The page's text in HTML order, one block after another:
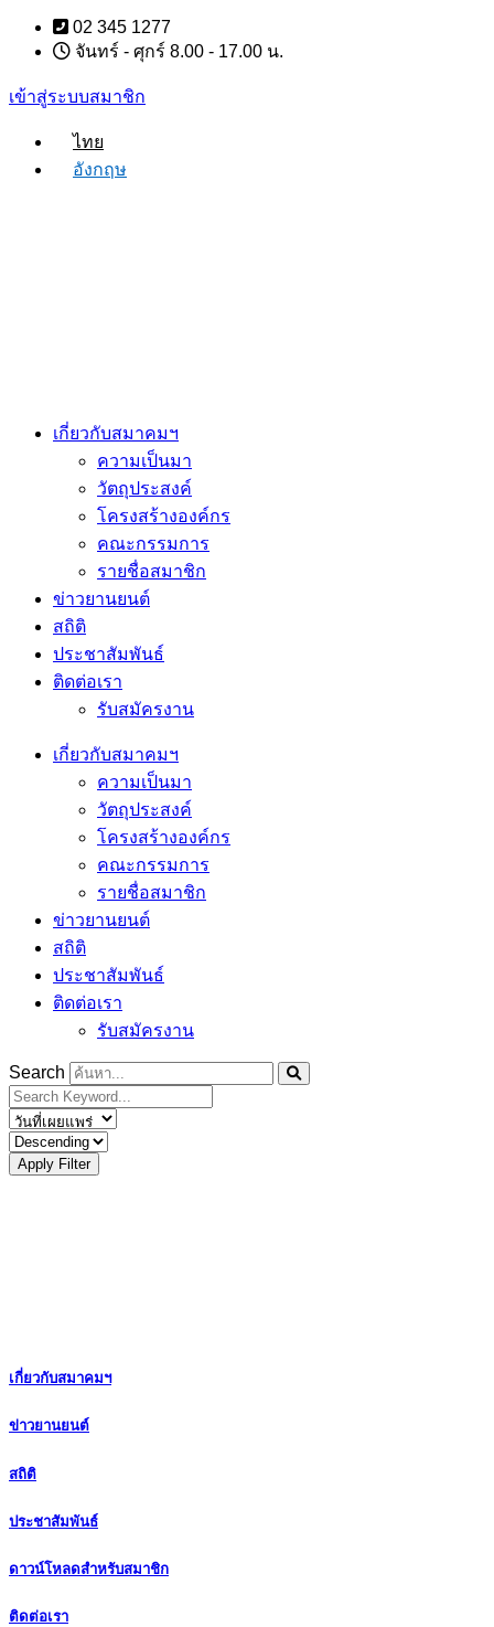
Skip
content
02 345 1277
จันทร์ - ศุกร์ 8.00 - 17.00 น.
เข้าสู่ระบบสมาชิก
ไทย
อังกฤษ
เกี่ยวกับสมาคมฯ
ความเป็นมา
วัตถุประสงค์
โครงสร้างองค์กร
คณะกรรมการ
รายชื่อสมาชิก
ข่าวยานยนต์
สถิติ
ประชาสัมพันธ์
ติดต่อเรา
รับสมัครงาน
เกี่ยวกับสมาคมฯ
ความเป็นมา
วัตถุประสงค์
โครงสร้างองค์กร
คณะกรรมการ
รายชื่อสมาชิก
ข่าวยานยนต์
สถิติ
ประชาสัมพันธ์
ติดต่อเรา
รับสมัครงาน
Search
Apply Filter
เกี่ยวกับสมาคมฯ
ข่าวยานยนต์
สถิติ
ประชาสัมพันธ์
ดาวน์โหลดสำหรับสมาชิก
ติดต่อเรา